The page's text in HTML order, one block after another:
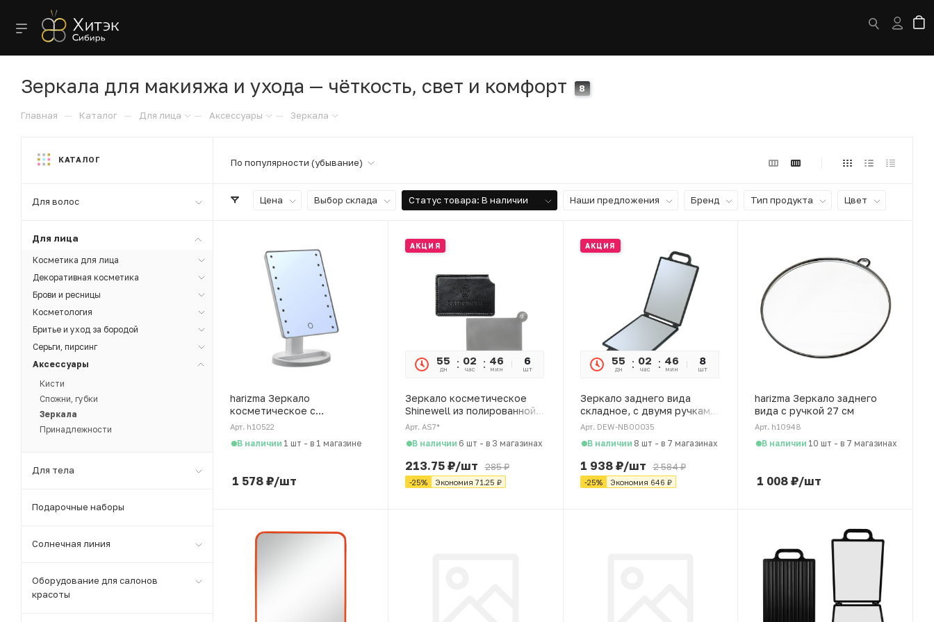
Зеркала для макияжа и ухода — чёткость, свет и комфорт 8
Главная — Каталог — Для лица — Аксессуары — Зеркала
По популярности (убывание)
Цена Выбор склада Статус товара: В наличии Наши предложения Бренд Тип продукта Цвет
harizma Зеркало
косметическое с
подсветкой 27х17 см
Арт. h10522
В наличии 1 шт - в 1 магазине
1 578₽/шт
АКЦИЯ
55
дн
02
час
46
мин
08
сек
6
шт
Зеркало косметическое
Shinewell из полированной
стали
Арт. AS7*
В наличии 6 шт - в 3 магазинах
213.75₽/шт 285₽
-25% Экономия71.25 ₽
АКЦИЯ
55
дн
02
час
46
мин
08
сек
8
шт
Зеркало заднего вида
складное, с двумя ручками
23 х 30 см Dewal, чёрное
Арт. DEW-NB00035
В наличии 8 шт - в 7 магазинах
1 938₽/шт 2 584₽
-25% Экономия 646 ₽
harizma Зеркало заднего
вида с ручкой 27 см
Арт. h10948
В наличии 10 шт - в 7 магазинах
1 008₽/шт
КАТАЛОГ
Для волос
Для лица
Косметика для лица
Декоративная косметика
Брови и ресницы
Косметология
Бритье и уход за бородой
Серьги, пирсинг
Аксессуары
Кисти
Спожни, губки
Зеркала
Принадлежности
Для тела
Подарочные наборы
Солнечная линия
Оборудование для салонов
красоты